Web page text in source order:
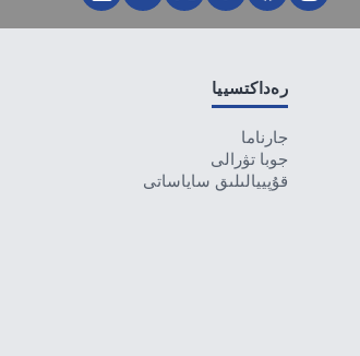
رەداكتسييا
جارناما
جوبا تۋرالى
قۇپييالىلىق ساياساتى